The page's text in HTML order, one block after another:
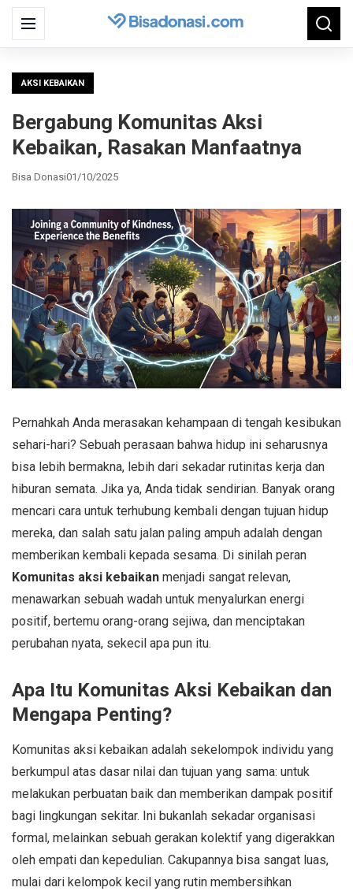
Menu
Search
for:
AKSI KEBAIKAN
Bergabung Komunitas Aksi
Kebaikan, Rasakan Manfaatnya
Bisa Donasi01/10/2025
Pernahkah Anda merasakan kehampaan di tengah kesibukan
sehari-hari? Sebuah perasaan bahwa hidup ini seharusnya
bisa lebih bermakna, lebih dari sekadar rutinitas kerja dan
hiburan semata. Jika ya, Anda tidak sendirian. Banyak orang
mencari cara untuk terhubung kembali dengan tujuan hidup
mereka, dan salah satu jalan paling ampuh adalah dengan
memberikan kembali kepada sesama. Di sinilah peran
Komunitas aksi kebaikan menjadi sangat relevan,
menawarkan sebuah wadah untuk menyalurkan energi
positif, bertemu orang-orang sejiwa, dan menciptakan
perubahan nyata, sekecil apa pun itu.
Apa Itu Komunitas Aksi Kebaikan dan
Mengapa Penting?
Komunitas aksi kebaikan adalah sekelompok individu yang
berkumpul atas dasar nilai dan tujuan yang sama: untuk
melakukan perbuatan baik dan memberikan dampak positif
bagi lingkungan sekitar. Ini bukanlah sekadar organisasi
formal, melainkan sebuah gerakan kolektif yang digerakkan
oleh empati dan kepedulian. Cakupannya bisa sangat luas,
mulai dari kelompok kecil yang rutin membersihkan